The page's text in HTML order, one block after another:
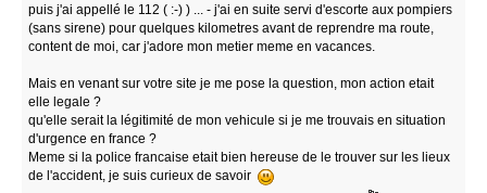
puis j'ai appellé le 112 ( :-) ) ... - j'ai en suite servi d'escorte aux pompiers
(sans sirene) pour quelques kilometres avant de reprendre ma route,
content de moi, car j'adore mon metier meme en vacances.
Mais en venant sur votre site je me pose la question, mon action etait
elle legale ?
qu'elle serait la légitimité de mon vehicule si je me trouvais en situation
d'urgence en france ?
Meme si la police francaise etait bien hereuse de le trouver sur les lieux
de l'accident, je suis curieux de savoir